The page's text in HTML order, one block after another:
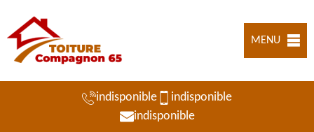
MENU
indisponible
indisponible
indisponible